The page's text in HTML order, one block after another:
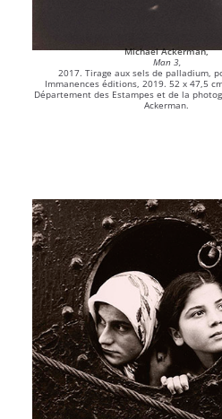
Michael Ackerman,
Man 3,
2017. Tirage aux sels de palladium,
Immanences éditions, 2019. 52 x 47,5
Département des Estampes et de la
Ackerman.